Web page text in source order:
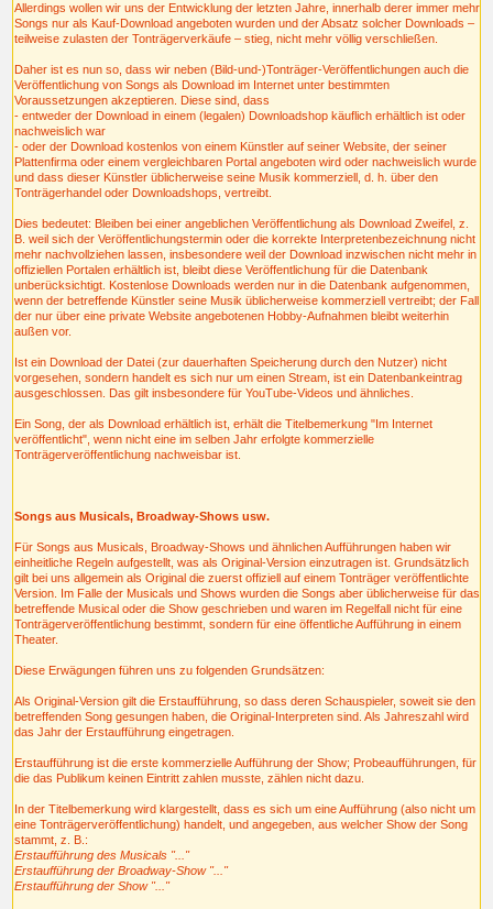
Allerdings wollen wir uns der Entwicklung der letzten Jahre, innerhalb derer immer mehr
Songs nur als Kauf-Download angeboten wurden und der Absatz solcher Downloads –
teilweise zulasten der Tonträgerverkäufe – stieg, nicht mehr völlig verschließen.
Daher ist es nun so, dass wir neben (Bild-und-)Tonträger-Veröffentlichungen auch die
Veröffentlichung von Songs als Download im Internet unter bestimmten
Voraussetzungen akzeptieren. Diese sind, dass
- entweder der Download in einem (legalen) Downloadshop käuflich erhältlich ist oder
nachweislich war
- oder der Download kostenlos von einem Künstler auf seiner Website, der seiner
Plattenfirma oder einem vergleichbaren Portal angeboten wird oder nachweislich wurde
und dass dieser Künstler üblicherweise seine Musik kommerziell, d. h. über den
Tonträgerhandel oder Downloadshops, vertreibt.
Dies bedeutet: Bleiben bei einer angeblichen Veröffentlichung als Download Zweifel, z.
B. weil sich der Veröffentlichungstermin oder die korrekte Interpretenbezeichnung nicht
mehr nachvollziehen lassen, insbesondere weil der Download inzwischen nicht mehr in
offiziellen Portalen erhältlich ist, bleibt diese Veröffentlichung für die Datenbank
unberücksichtigt. Kostenlose Downloads werden nur in die Datenbank aufgenommen,
wenn der betreffende Künstler seine Musik üblicherweise kommerziell vertreibt; der Fall
der nur über eine private Website angebotenen Hobby-Aufnahmen bleibt weiterhin
außen vor.
Ist ein Download der Datei (zur dauerhaften Speicherung durch den Nutzer) nicht
vorgesehen, sondern handelt es sich nur um einen Stream, ist ein Datenbankeintrag
ausgeschlossen. Das gilt insbesondere für YouTube-Videos und ähnliches.
Ein Song, der als Download erhältlich ist, erhält die Titelbemerkung "Im Internet
veröffentlicht", wenn nicht eine im selben Jahr erfolgte kommerzielle
Tonträgerveröffentlichung nachweisbar ist.
Songs aus Musicals, Broadway-Shows usw.
Für Songs aus Musicals, Broadway-Shows und ähnlichen Aufführungen haben wir
einheitliche Regeln aufgestellt, was als Original-Version einzutragen ist. Grundsätzlich
gilt bei uns allgemein als Original die zuerst offiziell auf einem Tonträger veröffentlichte
Version. Im Falle der Musicals und Shows wurden die Songs aber üblicherweise für das
betreffende Musical oder die Show geschrieben und waren im Regelfall nicht für eine
Tonträgerveröffentlichung bestimmt, sondern für eine öffentliche Aufführung in einem
Theater.
Diese Erwägungen führen uns zu folgenden Grundsätzen:
Als Original-Version gilt die Erstaufführung, so dass deren Schauspieler, soweit sie den
betreffenden Song gesungen haben, die Original-Interpreten sind. Als Jahreszahl wird
das Jahr der Erstaufführung eingetragen.
Erstaufführung ist die erste kommerzielle Aufführung der Show; Probeaufführungen, für
die das Publikum keinen Eintritt zahlen musste, zählen nicht dazu.
In der Titelbemerkung wird klargestellt, dass es sich um eine Aufführung (also nicht um
eine Tonträgerveröffentlichung) handelt, und angegeben, aus welcher Show der Song
stammt, z. B.:
Erstaufführung des Musicals "..."
Erstaufführung der Broadway-Show "..."
Erstaufführung der Show "..."